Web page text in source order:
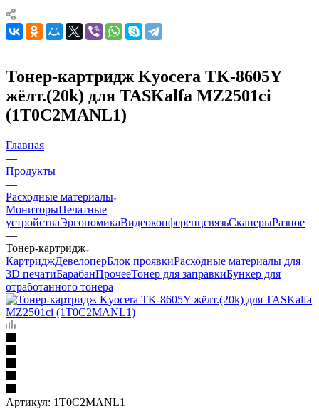
Тонер-картридж Kyocera TK-8605Y
жёлт.(20k) для TASKalfa MZ2501ci
(1T0C2MANL1)
Главная
—
Продукты
—
Расходные материалы
МониторыПечатные
устройстваЭргономикаВидеоконференцсвязьСканерыРазное
—
Тонер-картридж
КартриджДевелоперБлок проявкиРасходные материалы для
3D печатиБарабанПрочееТонер для заправкиБункер для
отработанного тонера
Артикул: 1T0C2MANL1